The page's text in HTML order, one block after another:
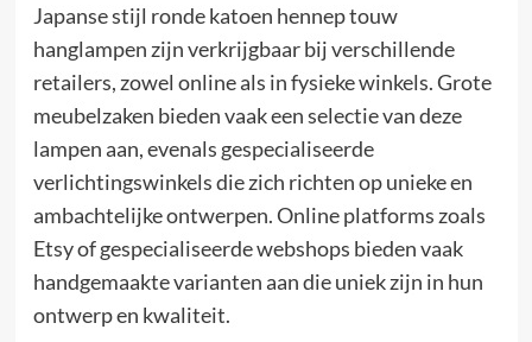
Japanse stijl ronde katoen hennep touw
hanglampen zijn verkrijgbaar bij verschillende
retailers, zowel online als in fysieke winkels. Grote
meubelzaken bieden vaak een selectie van deze
lampen aan, evenals gespecialiseerde
verlichtingswinkels die zich richten op unieke en
ambachtelijke ontwerpen. Online platforms zoals
Etsy of gespecialiseerde webshops bieden vaak
handgemaakte varianten aan die uniek zijn in hun
ontwerp en kwaliteit.